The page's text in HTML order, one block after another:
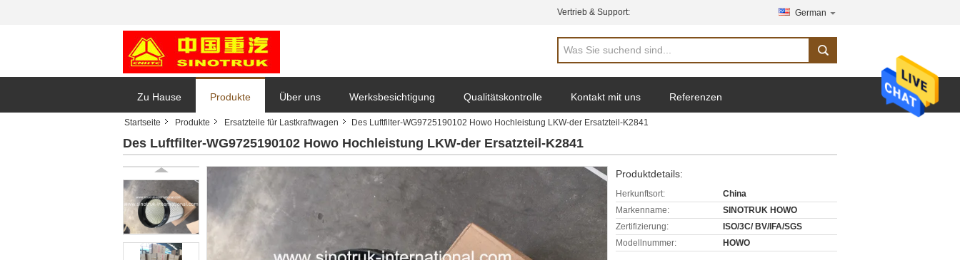
Vertrieb & Support: German
Zu Hause Produkte Über uns Werksbesichtigung Qualitätskontrolle Kontakt mit uns Referenzen
Startseite Produkte Ersatzteile für Lastkraftwagen Des Luftfilter-WG9725190102 Howo Hochleistung LKW-der Ersatzteil-K2841
Des Luftfilter-WG9725190102 Howo Hochleistung LKW-der Ersatzteil-K2841
Produktdetails:
Herkunftsort:
China
Markenname:
SINOTRUK HOWO
Zertifizierung:
ISO/3C/ BV/IFA/SGS
Modellnummer:
HOWO